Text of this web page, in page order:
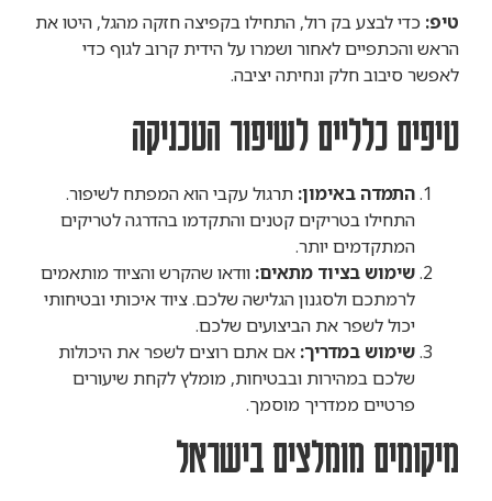
טיפ:כדי לבצע בק רול, התחילו בקפיצה חזקה מהגל, היטו את
הראש והכתפיים לאחור ושמרו על הידית קרוב לגוף כדי
לאפשר סיבוב חלק ונחיתה יציבה.
טיפים כלליים לשיפור הטכניקה
התמדה באימון:תרגול עקבי הוא המפתח לשיפור.
התחילו בטריקים קטנים והתקדמו בהדרגה לטריקים
המתקדמים יותר.
שימוש בציוד מתאים:וודאו שהקרש והציוד מותאמים
לרמתכם ולסגנון הגלישה שלכם. ציוד איכותי ובטיחותי
יכול לשפר את הביצועים שלכם.
שימוש במדריך:אם אתם רוצים לשפר את היכולות
שלכם במהירות ובבטיחות, מומלץ לקחת שיעורים
פרטיים ממדריך מוסמך.
מיקומים מומלצים בישראל